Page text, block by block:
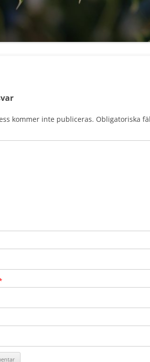
kommer inte publiceras. Obligatoriska